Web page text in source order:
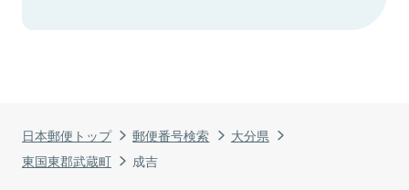
日本郵便トップ 郵便番号検索
大分県
東国東郡武蔵町
成吉